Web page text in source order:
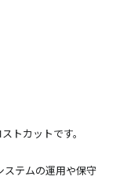
トカットです。
ステムの運用や保守